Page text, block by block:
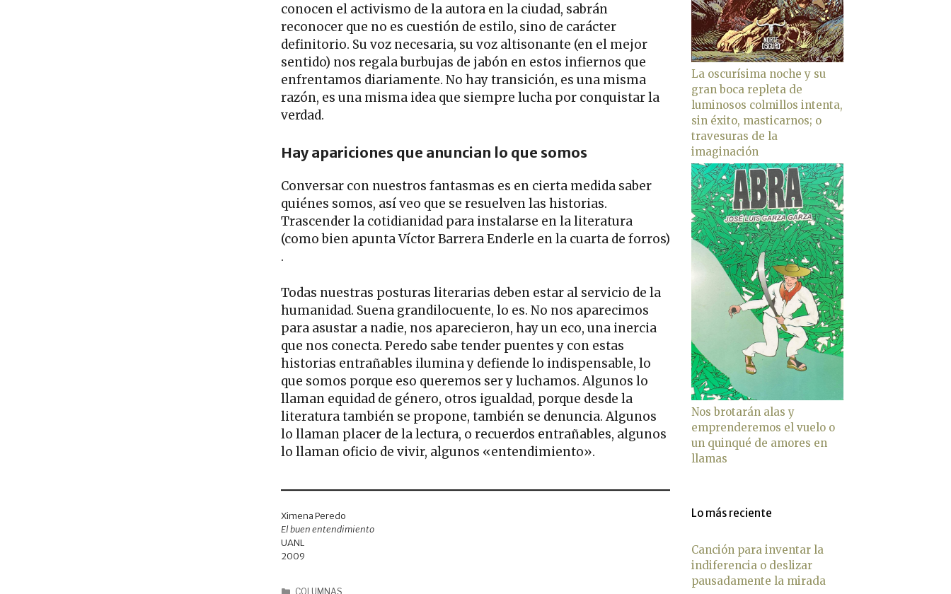
conocen el activismo de la autora en la ciudad, sabrán
reconocer que no es cuestión de estilo, sino de carácter
definitorio. Su voz necesaria, su voz altisonante (en el mejor
sentido) nos regala burbujas de jabón en estos infiernos que
enfrentamos diariamente. No hay transición, es una misma
razón, es una misma idea que siempre lucha por conquistar la
verdad.
Hay apariciones que anuncian lo que somos
Conversar con nuestros fantasmas es en cierta medida saber
quiénes somos, así veo que se resuelven las historias.
Trascender la cotidianidad para instalarse en la literatura
(como bien apunta Víctor Barrera Enderle en la cuarta de forros)
.
Todas nuestras posturas literarias deben estar al servicio de la
humanidad. Suena grandilocuente, lo es. No nos aparecimos
para asustar a nadie, nos aparecieron, hay un eco, una inercia
que nos conecta. Peredo sabe tender puentes y con estas
historias entrañables ilumina y defiende lo indispensable, lo
que somos porque eso queremos ser y luchamos. Algunos lo
llaman equidad de género, otros igualdad, porque desde la
literatura también se propone, también se denuncia. Algunos
lo llaman placer de la lectura, o recuerdos entrañables, algunos
lo llaman oficio de vivir, algunos «entendimiento».
Ximena Peredo
El buen entendimiento
UANL
2009
COLUMNAS
La oscurísima noche y su
gran boca repleta de
luminosos colmillos intenta,
sin éxito, masticarnos; o
travesuras de la
imaginación
Nos brotarán alas y
emprenderemos el vuelo o
un quinqué de amores en
llamas
Lo más reciente
Canción para inventar la
indiferencia o deslizar
pausadamente la mirada